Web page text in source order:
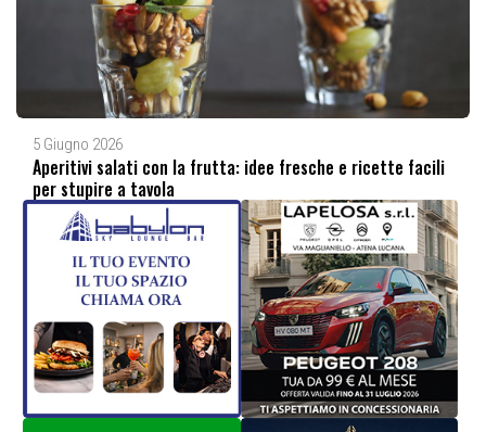
5 Giugno 2026
Aperitivi salati con la frutta: idee fresche e ricette facili
per stupire a tavola